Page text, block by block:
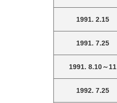
1991. 2.15
1991. 7.25
1991. 8.10～11
1992. 7.25